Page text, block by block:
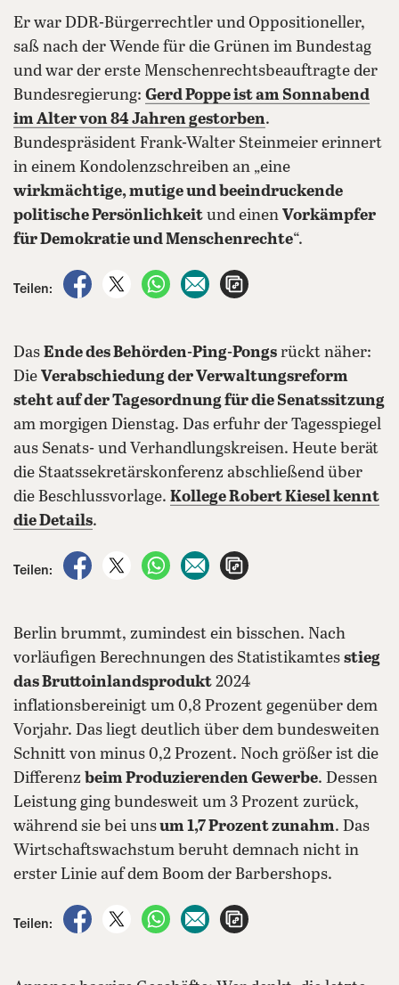
Er war DDR-Bürgerrechtler und Oppositioneller,
saß nach der Wende für die Grünen im Bundestag
und war der erste Menschenrechtsbeauftragte der
Bundesregierung: Gerd Poppe ist am Sonnabend
im Alter von 84 Jahren gestorben.
Bundespräsident Frank-Walter Steinmeier erinnert
in einem Kondolenzschreiben an „eine
wirkmächtige, mutige und beeindruckende
politische Persönlichkeit und einen Vorkämpfer
für Demokratie und Menschenrechte“.
Teilen:
auf Facebook teilen
auf X teilenper WhatsApp teilen
per E-Mail teilen
Das Ende des Behörden-Ping-Pongs rückt näher:
Die Verabschiedung der Verwaltungsreform
steht auf der Tagesordnung für die Senatssitzung
am morgigen Dienstag. Das erfuhr der Tagesspiegel
aus Senats- und Verhandlungskreisen. Heute berät
die Staatssekretärskonferenz abschließend über
die Beschlussvorlage. Kollege Robert Kiesel kennt
die Details.
Teilen:
auf Facebook teilen
auf X teilenper WhatsApp teilen
per E-Mail teilen
Berlin brummt, zumindest ein bisschen. Nach
vorläufigen Berechnungen des Statistikamtes stieg
das Bruttoinlandsprodukt 2024
inflationsbereinigt um 0,8 Prozent gegenüber dem
Vorjahr. Das liegt deutlich über dem bundesweiten
Schnitt von minus 0,2 Prozent. Noch größer ist die
Differenz beim Produzierenden Gewerbe. Dessen
Leistung ging bundesweit um 3 Prozent zurück,
während sie bei unsum 1,7 Prozent zunahm. Das
Wirtschaftswachstum beruht demnach nicht in
erster Linie auf dem Boom der Barbershops.
Teilen:
auf Facebook teilen
auf X teilenper WhatsApp teilen
per E-Mail teilen